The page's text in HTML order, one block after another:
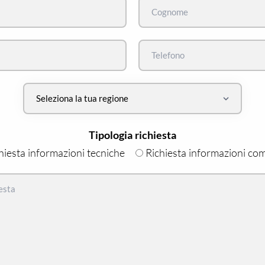
Tipologia richiesta
informazioni tecniche
Richiesta informazioni